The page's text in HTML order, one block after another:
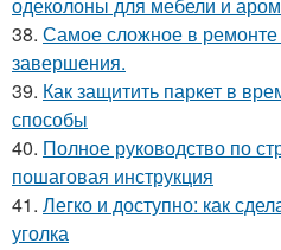
38. Самое сложное в ремонте
завершения.
39. Как защитить паркет в
способы
40. Полное руководство по
пошаговая инструкция
41. Легко и доступно: как
уголка